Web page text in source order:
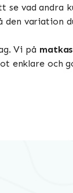
vad andra
variation
Vi på
enklare och